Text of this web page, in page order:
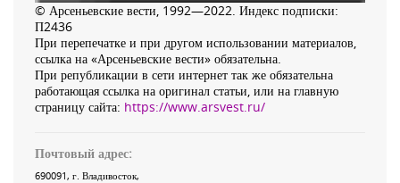
© Арсеньевские вести, 1992—2022. Индекс подписки:
П2436
При перепечатке и при другом использовании материалов,
ссылка на «Арсеньевские вести» обязательна.
При републикации в сети интернет так же обязательна
работающая ссылка на оригинал статьи, или на главную
страницу сайта: https://www.arsvest.ru/
Почтовый адрес:
690091, г. Владивосток,